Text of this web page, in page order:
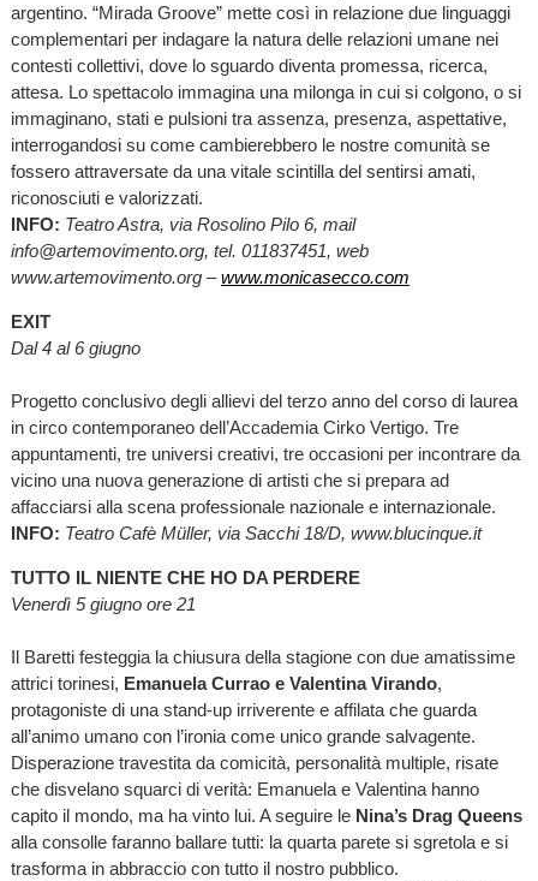
argentino. “Mirada Groove” mette così in relazione due linguaggi
complementari per indagare la natura delle relazioni umane nei
contesti collettivi, dove lo sguardo diventa promessa, ricerca,
attesa. Lo spettacolo immagina una milonga in cui si colgono, o si
immaginano, stati e pulsioni tra assenza, presenza, aspettative,
interrogandosi su come cambierebbero le nostre comunità se
fossero attraversate da una vitale scintilla del sentirsi amati,
riconosciuti e valorizzati.
INFO: Teatro Astra, via Rosolino Pilo 6, mail
info@artemovimento.org, tel. 011837451, web
www.artemovimento.org –www.monicasecco.com
EXIT
Dal 4 al 6 giugno
Progetto conclusivo degli allievi del terzo anno del corso di laurea
in circo contemporaneo dell’Accademia Cirko Vertigo. Tre
appuntamenti, tre universi creativi, tre occasioni per incontrare da
vicino una nuova generazione di artisti che si prepara ad
affacciarsi alla scena professionale nazionale e internazionale.
INFO: Teatro Cafè Müller, via Sacchi 18/D, www.blucinque.it
TUTTO IL NIENTE CHE HO DA PERDERE
Venerdì 5 giugno ore 21
Il Baretti festeggia la chiusura della stagione con due amatissime
attrici torinesi, Emanuela Currao e Valentina Virando,
protagoniste di una stand-up irriverente e affilata che guarda
all’animo umano con l’ironia come unico grande salvagente.
Disperazione travestita da comicità, personalità multiple, risate
che disvelano squarci di verità: Emanuela e Valentina hanno
capito il mondo, ma ha vinto lui. A seguire le Nina’s Drag Queens
alla consolle faranno ballare tutti: la quarta parete si sgretola e si
trasforma in abbraccio con tutto il nostro pubblico.